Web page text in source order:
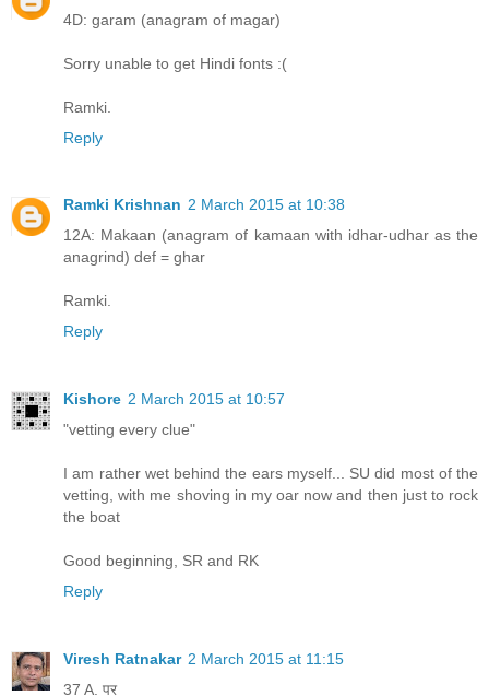
4D: garam (anagram of magar)
Sorry unable to get Hindi fonts :(
Ramki.
Reply
Ramki Krishnan 2 March 2015 at 10:38
12A: Makaan (anagram of kamaan with idhar-udhar as the
anagrind) def = ghar
Ramki.
Reply
Kishore 2 March 2015 at 10:57
"vetting every clue"
I am rather wet behind the ears myself... SU did most of the
vetting, with me shoving in my oar now and then just to rock
the boat
Good beginning, SR and RK
Reply
Viresh Ratnakar 2 March 2015 at 11:15
37 A. पर